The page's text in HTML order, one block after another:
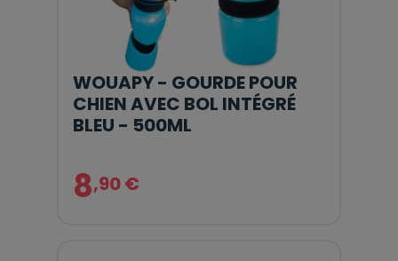
WOUAPY - GOURDE POUR
CHIEN AVEC BOL INTÉGRÉ
BLEU - 500ML
8,90 €